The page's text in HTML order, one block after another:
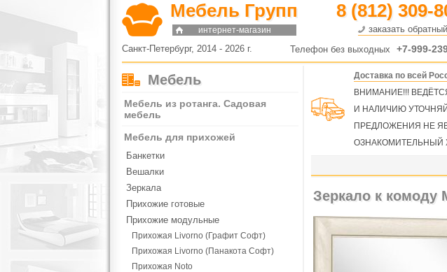
Мебель Групп
интернет-магазин
8 (812) 309-
заказать
Санкт-Петербург, 2014 - 2026 г. Телефон без выходных +7-999-
Мебель
Мебель из ротанга. Садовая
мебель
Мебель для прихожей
Банкетки
Вешалки
Зеркала
Прихожие готовые
Прихожие модульные
Прихожая Livorno (Графит Софт)
Прихожая Livorno (Панакота Софт)
Прихожая Noto
Доставка по всей
ВНИМАНИЕ!!!
И НАЛИЧИЮ
ПРЕДЛОЖЕНИЯ НЕ
ОЗНАКОМИТЕЛЬНЫЙ
Зеркало к комоду